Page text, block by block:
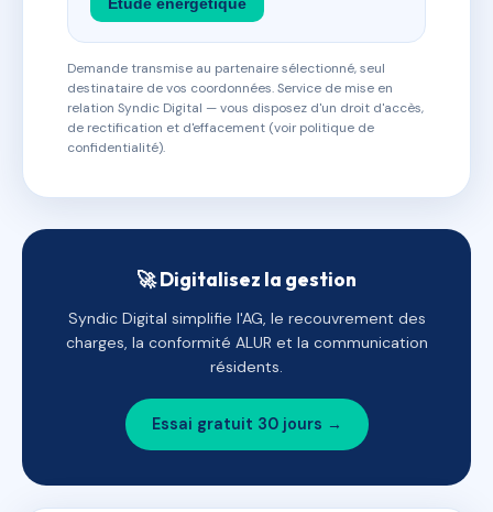
Étude énergétique
Demande transmise au partenaire sélectionné, seul
destinataire de vos coordonnées. Service de mise en
relation Syndic Digital — vous disposez d'un droit d'accès,
de rectification et d'effacement (voir politique de
confidentialité).
🚀 Digitalisez la gestion
Syndic Digital simplifie l'AG, le recouvrement des
charges, la conformité ALUR et la communication
résidents.
Essai gratuit 30 jours →